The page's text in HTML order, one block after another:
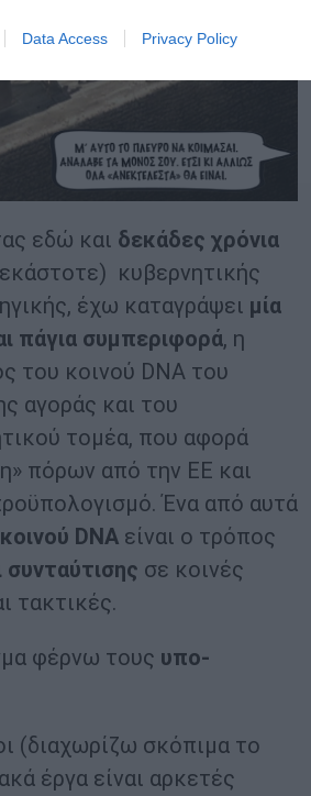
Data Access Privacy Policy
εδώ και δεκάδες χρόνια
κυβερνητικής
έχω καταγράψει μία
πάγια συμπεριφορά, η
του κοινού DNA του
αγοράς και του
τομέα, που αφορά
πόρων από την ΕΕ και
Ένα από αυτά
κοινού DNA είναι ο τρόπος
συνταύτισης σε κοινές
τακτικές.
φέρνω τους υπο-
(διαχωρίζω σκόπιμα το
έργα είναι αρκετές